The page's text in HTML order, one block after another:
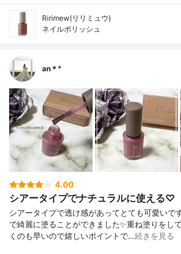
Ririmew(リリミュウ)
ネイルポリッシュ
an＊°
4.00
シアータイプでナチュラルに使える♡
シアータイプで透け感があってとても可愛いで
で綺麗に塗ることができました✨重ね塗りをし
くのも早いので嬉しいポイントで…続きを見る